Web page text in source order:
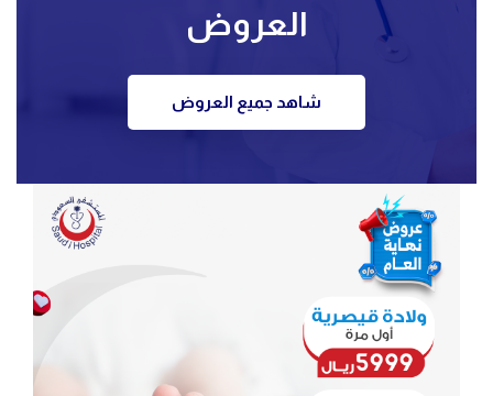
العروض
شاهد جميع العروض